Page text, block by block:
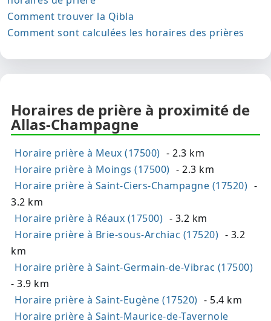
Comment trouver la Qibla
Comment sont calculées les horaires des prières
Horaires de prière à proximité de
Allas-Champagne
Horaire prière à Meux (17500) - 2.3 km
Horaire prière à Moings (17500) - 2.3 km
Horaire prière à Saint-Ciers-Champagne (17520) -
3.2 km
Horaire prière à Réaux (17500) - 3.2 km
Horaire prière à Brie-sous-Archiac (17520) - 3.2
km
Horaire prière à Saint-Germain-de-Vibrac (17500)
- 3.9 km
Horaire prière à Saint-Eugène (17520) - 5.4 km
Horaire prière à Saint-Maurice-de-Tavernole